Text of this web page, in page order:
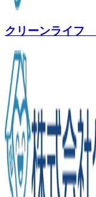
クリーンライフ